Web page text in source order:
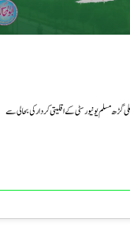
گڑھ مسلم یونیورسٹی کے اقلیتی کردار کی بحالی سے